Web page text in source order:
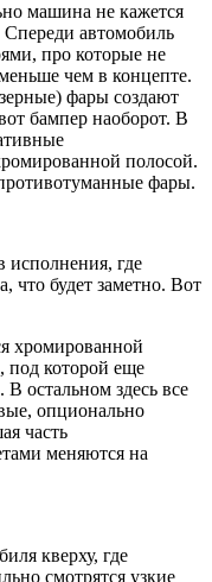
машина не кажется
Спереди автомобиль
про которые не
чем в концепте.
фары создают
бампер наоборот. В
полосой.
фары.
исполнения, где
что будет заметно. Вот
хромированной
которой еще
остальном здесь все
опционально
часть
меняются на
кверху, где
смотрятся узкие